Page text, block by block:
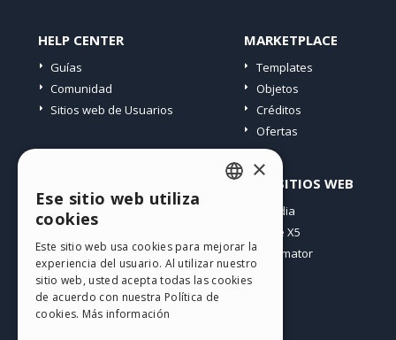
HELP CENTER
Guías
Comunidad
Sitios web de Usuarios
MARKETPLACE
Templates
Objetos
Créditos
Ofertas
Mis post
Mis download
Espacio Web
Mis Créditos
OTROS SITIOS WEB
Incomedia
WebSite X5
WebAnimator
GERMAN
SPANISH
×
Ese sitio web utiliza
cookies
Este sitio web usa cookies para mejorar la
experiencia del usuario. Al utilizar nuestro
sitio web, usted acepta todas las cookies
de acuerdo con nuestra Política de
cookies. Más información